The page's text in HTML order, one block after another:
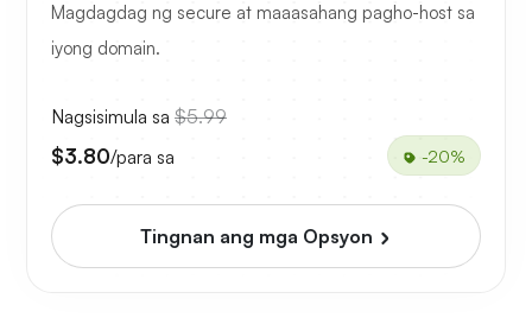
Magdagdag ng secure at maaasahang pagho-host sa
iyong domain.
Nagsisimula sa $5.99
$3.80/para sa -20%
Tingnan ang mga Opsyon